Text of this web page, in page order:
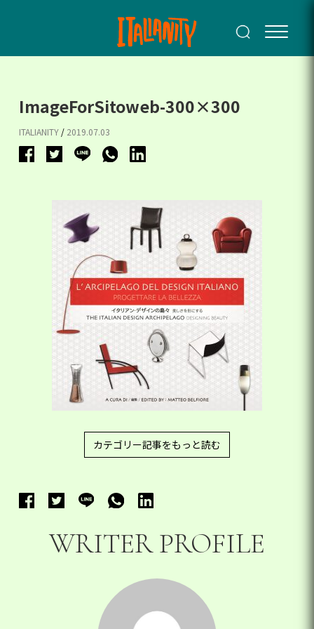
ImageForSitoweb-300×300
ITALIANITY / 2019.07.03
カテゴリー記事をもっと読む
WRITER PROFILE